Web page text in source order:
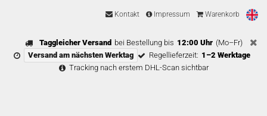
Kontakt Impressum Warenkorb
Taggleicher Versand bei Bestellung bis 12:00 Uhr (Mo–Fr)
Versand am nächsten Werktag
Regellieferzeit: 1–2 Werktage
Tracking nach erstem DHL-Scan sichtbar